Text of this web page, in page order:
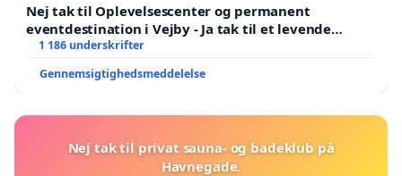
Nej tak til Oplevelsescenter og permanent
eventdestination i Vejby - Ja tak til et levende
lokalområde i balance
1 186 underskrifter
Gennemsigtighedsmeddelelse
Nej tak til privat sauna- og badeklub på
Havnegade.